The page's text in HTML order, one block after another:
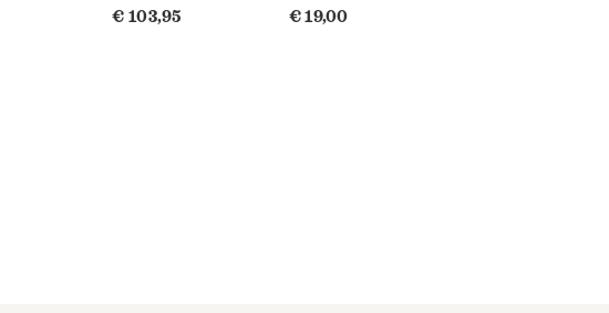
€ 103,95
€ 19,00